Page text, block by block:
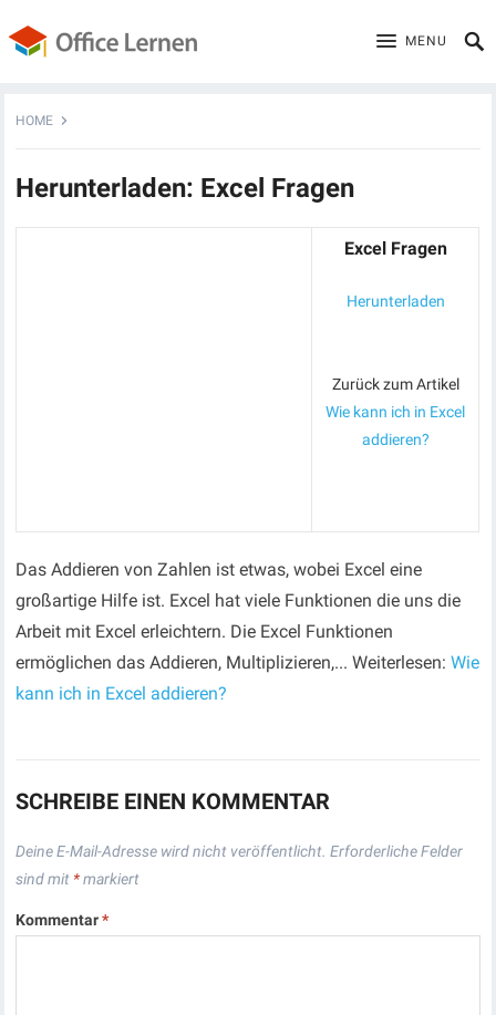
MENU
HOME
Herunterladen: Excel Fragen
Excel Fragen
Herunterladen
Zurück zum Artikel
Wie kann ich in Excel
addieren?
Das Addieren von Zahlen ist etwas, wobei Excel eine
großartige Hilfe ist. Excel hat viele Funktionen die uns die
Arbeit mit Excel erleichtern. Die Excel Funktionen
ermöglichen das Addieren, Multiplizieren,... Weiterlesen:Wie
kann ich in Excel addieren?
SCHREIBE EINEN KOMMENTAR
Deine E-Mail-Adresse wird nicht veröffentlicht. Erforderliche Felder
sind mit *markiert
Kommentar*